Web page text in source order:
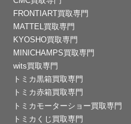
FRONTIART買取専門
MATTEL買取専門
KYOSHO買取専門
MINICHAMPS買取専門
wits買取専門
トミカ黒箱買取専門
トミカ赤箱買取専門
トミカモーターショー買取専門
トミカくじ買取専門